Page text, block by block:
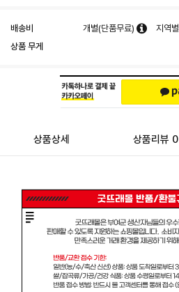
배송비 개별(단품무료)
지역별
상품 무게
상품상세 상품리뷰 0